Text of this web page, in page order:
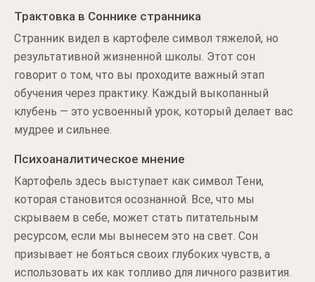
Трактовка в Соннике странника
Странник видел в картофеле символ тяжелой, но
результативной жизненной школы. Этот сон
говорит о том, что вы проходите важный этап
обучения через практику. Каждый выкопанный
клубень — это усвоенный урок, который делает вас
мудрее и сильнее.
Психоаналитическое мнение
Картофель здесь выступает как символ Тени,
которая становится осознанной. Все, что мы
скрываем в себе, может стать питательным
ресурсом, если мы вынесем это на свет. Сон
призывает не бояться своих глубоких чувств, а
использовать их как топливо для личного развития.